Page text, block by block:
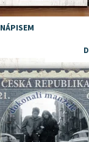
ke svatbě